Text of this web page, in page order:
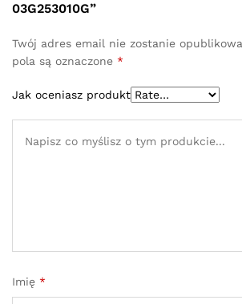
03G253010G”
Twój adres email nie zostanie
pola są oznaczone *
Jak oceniasz produkt
Imię *